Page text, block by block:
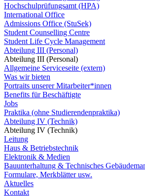
Hochschulprüfungsamt (HPA)
International Office
Admissions Office (StuSek)
Student Counselling Centre
Student Life Cycle Management
Abteilung III (Personal)
Abteilung III (Personal)
Allgemeine Serviceseite (extern)
Was wir bieten
Portraits unserer Mitarbeiter*innen
Benefits für Beschäftigte
Jobs
Praktika (ohne Studierendenpraktika)
Abteilung IV (Technik)
Abteilung IV (Technik)
Leitung
Haus & Betriebstechnik
Elektronik & Medien
Bauunterhaltung & Technisches
Formulare, Merkblätter usw.
Aktuelles
Kontakt